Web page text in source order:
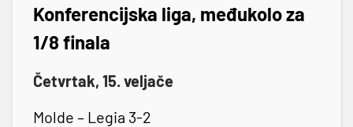
Konferencijska liga, međukolo za
1/8 finala
Četvrtak, 15. veljače
Molde – Legia 3-2